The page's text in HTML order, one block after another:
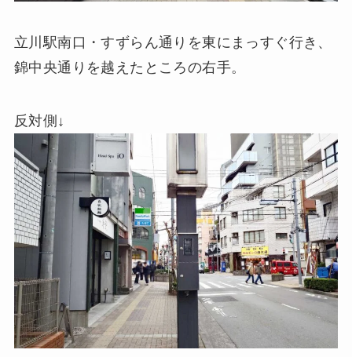
立川駅南口・すずらん通りを東にまっすぐ行き、
錦中央通りを越えたところの右手。
反対側↓